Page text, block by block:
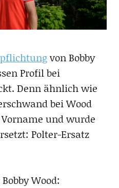
von Bobby
Profil bei
Denn ähnlich wie
bei Wood
und wurde
Polter-Ersatz
Wood: